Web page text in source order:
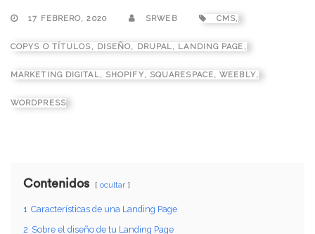
17 FEBRERO, 2020 SRWEB CMS,
COPYS O TÍTULOS, DISEÑO, DRUPAL, LANDING PAGE ,
MARKETING DIGITAL, SHOPIFY, SQUARESPACE,WEEBLY,
WORDPRESS
Contenidos ocultar
1 Características de una Landing Page
2 Sobre el diseño de tu Landing Page